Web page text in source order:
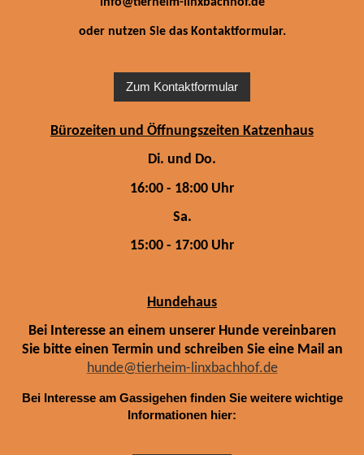
oder nutzen Sie das Kontaktformular.
Zum Kontaktformular
Bürozeiten und Öffnungszeiten Katzenhaus
Di. und Do.
16:00 - 18:00 Uhr
Sa.
15:00 - 17:00 Uhr
Hundehaus
Bei Interesse an einem unserer Hunde vereinbaren
Sie bitte einen Termin und schreiben Sie eine Mail an
hunde@tierheim-linxbachhof.de
Bei Interesse am Gassigehen finden Sie weitere wichtige
Informationen hier: